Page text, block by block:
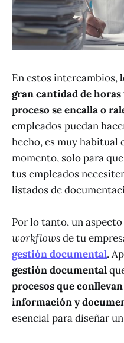
En estos intercambios,
gran cantidad de horas
proceso se encalla o
empleados puedan
hecho, es muy habitual
momento, solo para
tus empleados
listados de
Por lo tanto, un
workflowsde tu
gestión documental.
gestión documental
procesos que
información y
esencial para diseñar un